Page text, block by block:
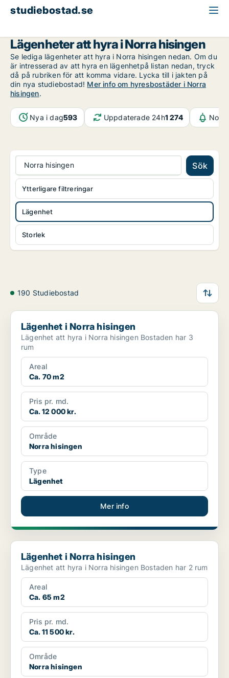
studiebostad.se
Lägenheter att hyra i Norra hisingen
Se lediga lägenheter att hyra i Norra hisingen nedan. Om du
är intresserad av att hyra en lägenhetpå listan nedan, tryck
då på rubriken för att komma vidare. Lycka till i jakten på
din nya studiebostad! Mer info om hyresbostäder i Norra
hisingen.
Nya i dag593 Uppdaterade 24h1 274
Norra hisingen Sök
Lägenhet
Storlek
Ytterligare filtreringar
190 Studiebostad
Lägenhet i Norra hisingen
Lägenhet i Norra hisingen
Lägenhet att hyra i Norra hisingen Bostaden har 3
rum
Areal
Ca. 70 m2
Pris pr. md.
Ca. 12 000 kr.
Område
Norra hisingen
Type
Lägenhet
Mer info
Lägenhet i Norra hisingen
Lägenhet i Norra hisingen
Lägenhet att hyra i Norra hisingen Bostaden har 2 rum
Areal
Ca. 65 m2
Pris pr. md.
Ca. 11 500 kr.
Område
Norra hisingen